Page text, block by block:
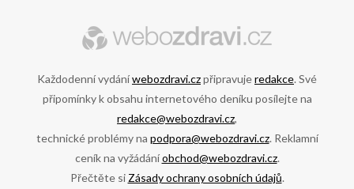
Každodenní vydáníwebozdravi.czpřipravujeredakce. Své
připomínky k obsahu internetového deníku posílejte na
redakce@webozdravi.cz,
technické problémy na podpora@webozdravi.cz. Reklamní
ceník na vyžádáníobchod@webozdravi.cz.
Přečtěte si Zásady ochrany osobních údajů.